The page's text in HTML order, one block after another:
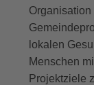
lokalen
Menschen
Projektziele